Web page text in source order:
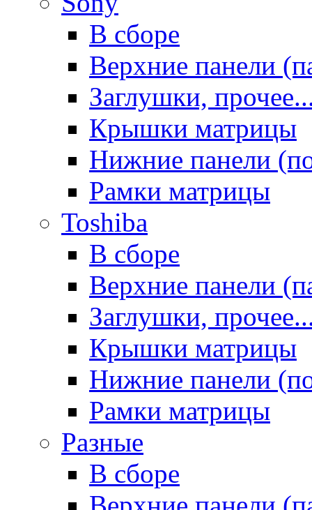
В сборе
Верхние панели
Заглушки,
Крышки матрицы
Нижние панели
Рамки матрицы
Toshiba
В сборе
Верхние панели
Заглушки,
Крышки матрицы
Нижние панели
Рамки матрицы
Разные
В сборе